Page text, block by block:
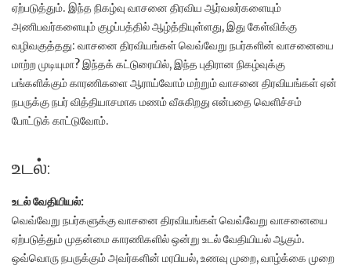
ஏற்படுத்தும். இந்த நிகழ்வு வாசனை திரவிய ஆர்வலர்களையும்
அணிபவர்களையும் குழப்பத்தில் ஆழ்த்தியுள்ளது, இது கேள்விக்கு
வழிவகுத்தது: வாசனை திரவியங்கள் வெவ்வேறு நபர்களின் வாசனையை
மாற்ற முடியுமா? இந்தக் கட்டுரையில், இந்த புதிரான நிகழ்வுக்கு
பங்களிக்கும் காரணிகளை ஆராய்வோம் மற்றும் வாசனை திரவியங்கள் ஏன்
நபருக்கு நபர் வித்தியாசமாக மணம் வீசுகிறது என்பதை வெளிச்சம்
போட்டுக் காட்டுவோம்.
உடல்:
உடல் வேதியியல்:
வெவ்வேறு நபர்களுக்கு வாசனை திரவியங்கள் வெவ்வேறு வாசனையை
ஏற்படுத்தும் முதன்மை காரணிகளில் ஒன்று உடல் வேதியியல் ஆகும்.
ஒவ்வொரு நபருக்கும் அவர்களின் மரபியல், உணவு முறை, வாழ்க்கை முறை